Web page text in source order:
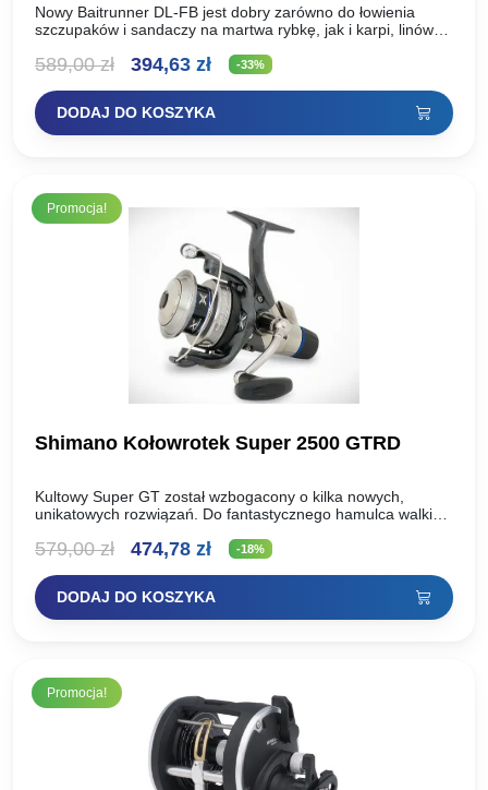
Nowy Baitrunner DL-FB jest dobry zarówno do łowienia
szczupaków i sandaczy na martwa rybkę, jak i karpi, linów
589,00zł
Pierwotna
cena
wynosiła:
394,63 złAktualna
cena
wynosi:
-33%
DODAJ DO KOSZYKA
Promocja!
Shimano Kołowrotek Super 2500 GTRD
Kultowy Super GT został wzbogacony o kilka nowych,
unikatowych rozwiązań. Do fantastycznego hamulca walki
mimo…
579,00zł
Pierwotna
cena
wynosiła:
474,78 złAktualna
cena
wynosi:
-18%
DODAJ DO KOSZYKA
Promocja!